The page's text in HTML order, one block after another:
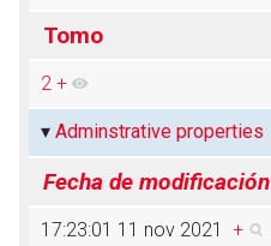
Tomo
2 +
Adminstrative properties
Fecha de modificación
17:23:01 11 nov 2021 +